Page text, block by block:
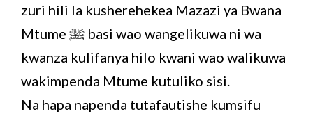
zuri hili la kusherehekea Mazazi ya Bwana
Mtume ﷺ basi wao wangelikuwa ni wa
kwanza kulifanya hilo kwani wao walikuwa
wakimpenda Mtume kutuliko sisi.
Na hapa napenda tutafautishe kumsifu